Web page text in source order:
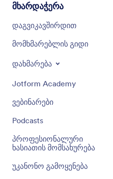
მხარდაჭერა
დაგვიკავშირდით
მომხმარებლის გიდი
დახმარება
Jotform Academy
ვებინარები
Podcasts
პროფესიონალური
ხასიათის მომსახურება
უკანონო გამოყენება